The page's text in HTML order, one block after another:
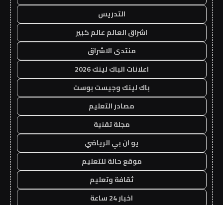
التدريس
اشراق العالم عالم كبير
منتدى الاشراق
اعلانات الباك لينك 2026
باك لينك وجيست بوست
مصادر التعليم
مجلة تقنية
يو ان بي الرياضي
موقع حالة للتعليم
ثقافة وتعليم
اخبار 24 ساعة